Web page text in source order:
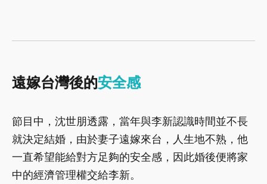
遠嫁台灣後的安全感
節目中，沈世朋透露，當年與李新認識時間並不長
就決定結婚，由於妻子遠嫁來台，人生地不熟，他
一直希望能給對方足夠的安全感，因此婚後便將家
中的經濟管理權交給李新。